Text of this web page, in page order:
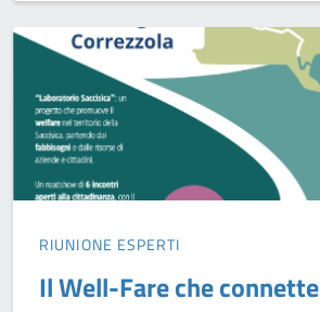
RIUNIONE ESPERTI
Il Well-Fare che connette